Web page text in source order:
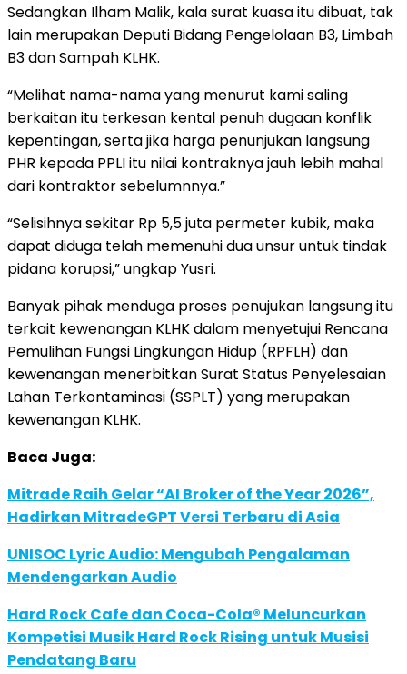
Sedangkan Ilham Malik, kala surat kuasa itu dibuat, tak
lain merupakan Deputi Bidang Pengelolaan B3, Limbah
B3 dan Sampah KLHK.
“Melihat nama-nama yang menurut kami saling
berkaitan itu terkesan kental penuh dugaan konflik
kepentingan, serta jika harga penunjukan langsung
PHR kepada PPLI itu nilai kontraknya jauh lebih mahal
dari kontraktor sebelumnnya.”
“Selisihnya sekitar Rp 5,5 juta permeter kubik, maka
dapat diduga telah memenuhi dua unsur untuk tindak
pidana korupsi,” ungkap Yusri.
Banyak pihak menduga proses penujukan langsung itu
terkait kewenangan KLHK dalam menyetujui Rencana
Pemulihan Fungsi Lingkungan Hidup (RPFLH) dan
kewenangan menerbitkan Surat Status Penyelesaian
Lahan Terkontaminasi (SSPLT) yang merupakan
kewenangan KLHK.
Baca Juga:
Mitrade Raih Gelar “AI Broker of the Year 2026”,
Hadirkan MitradeGPT Versi Terbaru di Asia
UNISOC Lyric Audio: Mengubah Pengalaman
Mendengarkan Audio
Hard Rock Cafe dan Coca-Cola® Meluncurkan
Kompetisi Musik Hard Rock Rising untuk Musisi
Pendatang Baru